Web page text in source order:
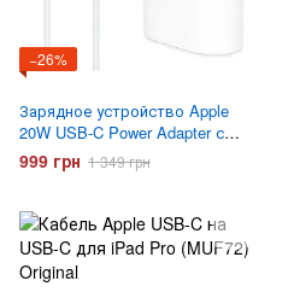
−26%
Зарядное устройство Apple
20W USB-C Power Adapter с
кабелем USB-C
999 грн 1 349 грн